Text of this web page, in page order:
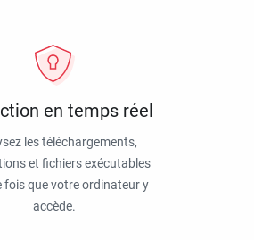
en temps réel
les téléchargements,
et fichiers exécutables
fois que votre ordinateur y
accède.